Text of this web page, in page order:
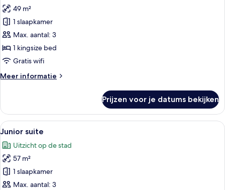
Deluxe
kamer,
balkon
laden
49 m²
1 slaapkamer
Max. aantal: 3
1 kingsize bed
Gratis wifi
Meer informatie
Meer
kamer,
balkon
Prijzen voor je datums bekijken
Alle
foto's
voor
Junior
suite
laden
Een stijlvol ingerichte woonkamer
5
Junior suite
Uitzicht op de stad
57 m²
1 slaapkamer
Max. aantal: 3